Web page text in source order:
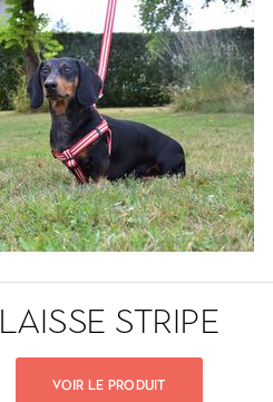
LAISSE STRIPE
VOIR LE PRODUIT